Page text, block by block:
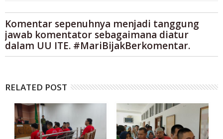
Komentar sepenuhnya menjadi tanggung
jawab komentator sebagaimana diatur
dalam UU ITE. #MariBijakBerkomentar.
RELATED POST